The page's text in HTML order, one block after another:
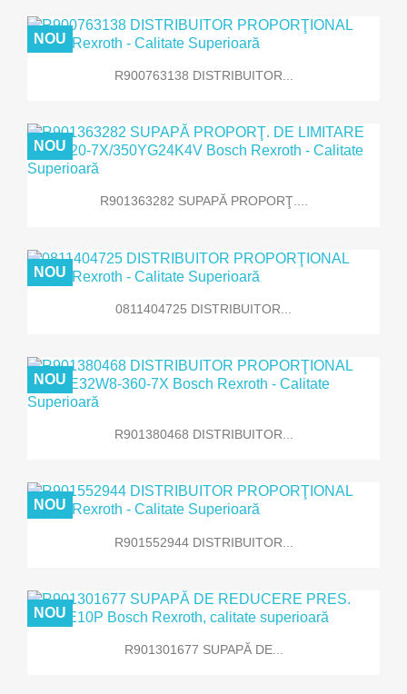
R900763138 DISTRIBUITOR...
NOU
R901363282 SUPAPĂ PROPORŢ....
NOU
0811404725 DISTRIBUITOR...
NOU
R901380468 DISTRIBUITOR...
NOU
R901552944 DISTRIBUITOR...
NOU
R901301677 SUPAPĂ DE...
NOU